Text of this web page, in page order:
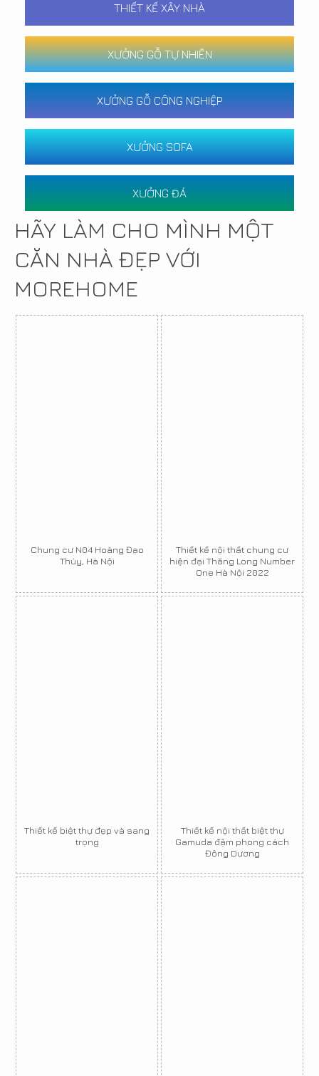
THIẾT KẾ XÂY NHÀ
XƯỞNG GỖ TỰ NHIÊN
XƯỞNG GỖ CÔNG NGHIỆP
XƯỞNG SOFA
XƯỞNG ĐÁ
HÃY LÀM CHO MÌNH MỘT
CĂN NHÀ ĐẸP VỚI
MOREHOME
Chung cư N04 Hoàng Đạo
Thúy, Hà Nội
Thiết kế nội thất chung cư
hiện đại Thăng Long Number
One Hà Nội 2022
Thiết kế biệt thự đẹp và sang
trọng
Thiết kế nội thất biệt thự
Gamuda đậm phong cách
Đông Dương